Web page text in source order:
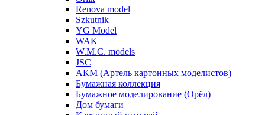
Renova model
Szkutnik
YG Model
WAK
W.M.C. models
JSC
АКМ (Артель картонных моделистов)
Бумажная коллекция
Бумажное моделирование (Орёл)
Дом бумаги